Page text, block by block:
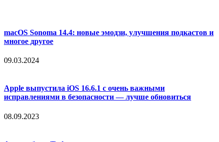
macOS Sonoma 14.4: новые эмодзи, улучшения подкастов и
многое другое
09.03.2024
Apple выпустила iOS 16.6.1 с очень важными
исправлениями в безопасности — лучше обновиться
08.09.2023